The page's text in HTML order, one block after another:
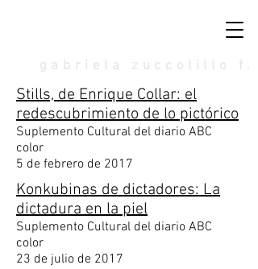
gabriela zuccolillo f.
Stills, de Enrique Collar: el
redescubrimiento de lo pictórico
Suplemento Cultural del diario ABC
color
5 de febrero de 2017
Konkubinas de dictadores: La
dictadura en la piel
Suplemento Cultural del diario ABC
color
23 de julio de 2017